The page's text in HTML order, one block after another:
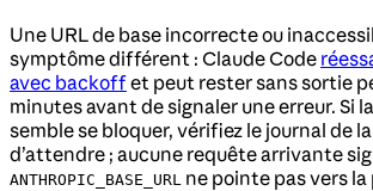
Une URL de base incorrecte ou
symptôme différent : Claude Code
avec backoffet peut rester sans sortie
minutes avant de signaler une erreur. Si
semble se bloquer, vérifiez le journal de
d’attendre ; aucune requête arrivante
ANTHROPIC_BASE_URL ne pointe pas vers la